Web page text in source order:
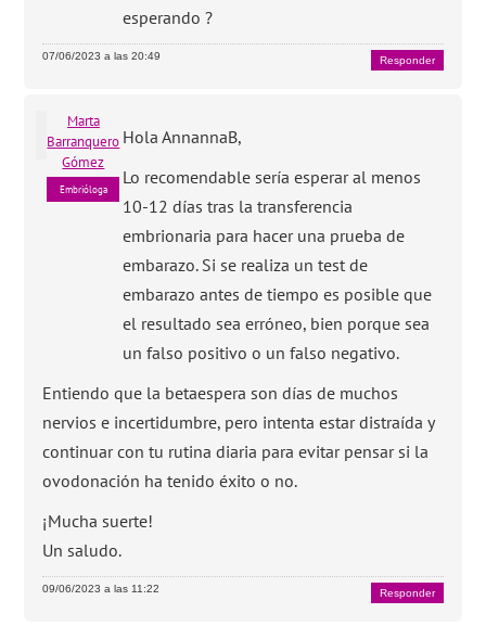
esperando ?
07/06/2023 a las 20:49 Responder
Marta
Barranquero
Gómez
Embrióloga
Hola AnnannaB,
Lo recomendable sería esperar al menos
10-12 días tras la transferencia
embrionaria para hacer una prueba de
embarazo. Si se realiza un test de
embarazo antes de tiempo es posible que
el resultado sea erróneo, bien porque sea
un falso positivo o un falso negativo.
Entiendo que la betaespera son días de muchos
nervios e incertidumbre, pero intenta estar distraída y
continuar con tu rutina diaria para evitar pensar si la
ovodonación ha tenido éxito o no.
¡Mucha suerte!
Un saludo.
09/06/2023 a las 11:22 Responder